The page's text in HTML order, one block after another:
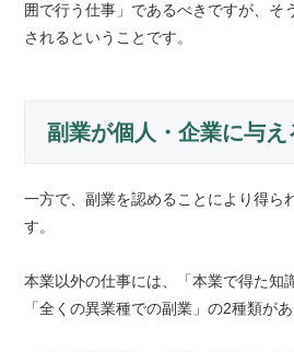
囲で行う仕事」であるべきですが、そ
されるということです。
副業が個人・企業に与え
一方で、副業を認めることにより得ら
す。
本業以外の仕事には、「本業で得た知
「全くの異業種での副業」の2種類があ